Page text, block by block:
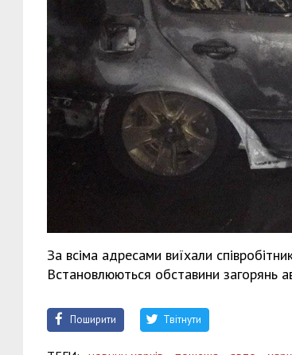
За всіма адресами виїхали
Встановлюються обставини загорянь
Поширити Твітнути